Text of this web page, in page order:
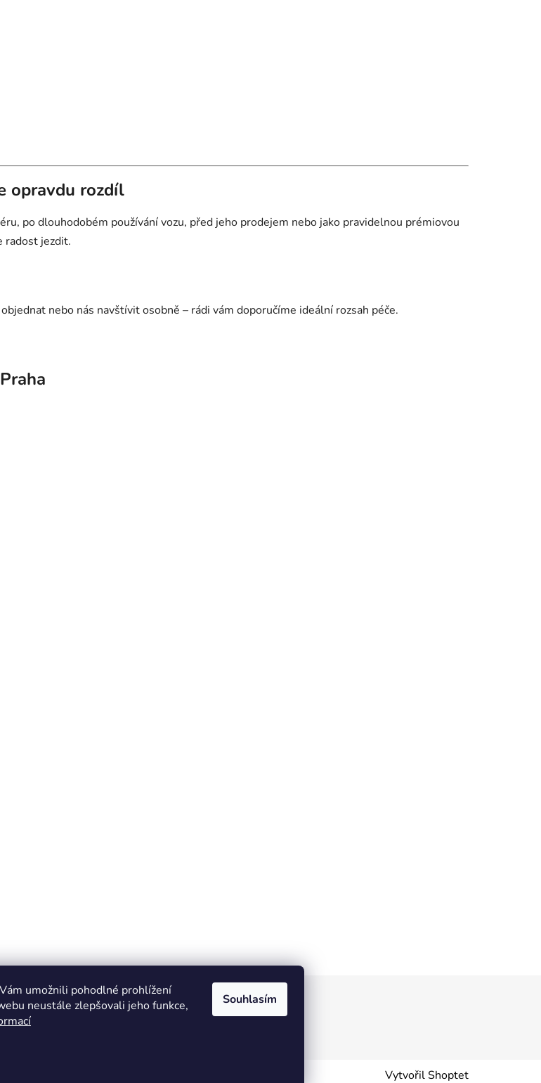
umožnili pohodlné prohlížení
neustále zlepšovali jeho funkce,
Souhlasím
opravdu rozdíl
po dlouhodobém používání vozu, před jeho prodejem nebo jako pravidelnou prémiovou
radost jezdit.
nebo nás navštívit osobně – rádi vám doporučíme ideální rozsah péče.
zajišťuje společnost X-VISION Sitemap
Vytvořil Shoptet